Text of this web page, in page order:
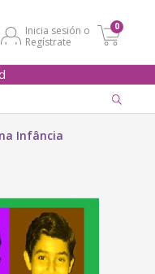
Inicia sesión o
Regístrate
0
Infância